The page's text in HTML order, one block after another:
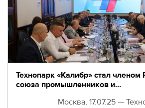
Технопарк «Калибр» стал членом
союза промышленников и…
Москва, 17.07.25 —